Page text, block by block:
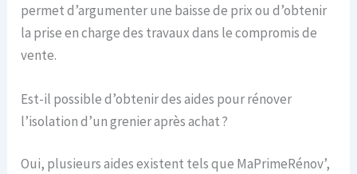
permet d’argumenter une baisse de prix ou d’obtenir
la prise en charge des travaux dans le compromis de
vente.
Est-il possible d’obtenir des aides pour rénover
l’isolation d’un grenier après achat ?
Oui, plusieurs aides existent tels que MaPrimeRénov’,